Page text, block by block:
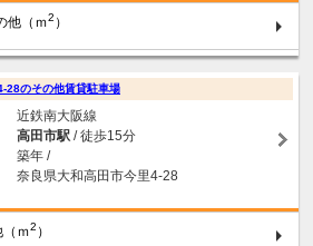
他（ｍ2 ）
28のその他賃貸駐車場
近鉄南大阪線
高田市駅/ 徒歩15分
築年 /
奈良県大和高田市今里4-28
ｍ2 ）